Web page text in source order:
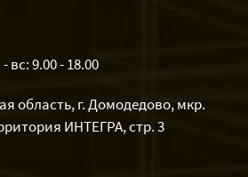
9.00 - 18.00
область, г. Домодедово, мкр.
ИНТЕГРА, стр. 3